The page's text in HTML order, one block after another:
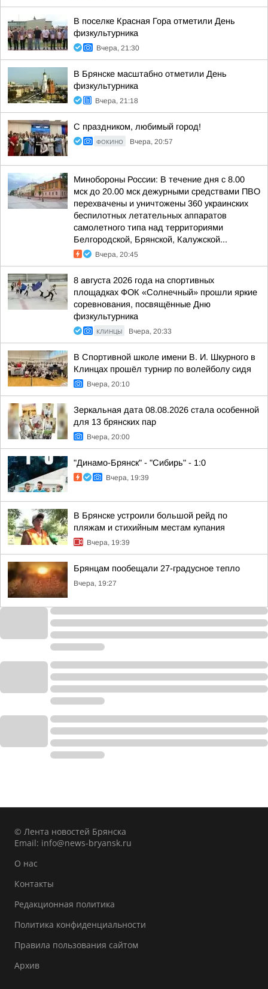
В поселке Красная Гора отметили День
физкультурника
Вчера, 21:30
В Брянске масштабно отметили День
физкультурника
Вчера, 21:18
С праздником, любимый город!
ФОКИНО Вчера, 20:57
Минобороны России: В течение дня с 8.00
мск до 20.00 мск дежурными средствами ПВО
перехвачены и уничтожены 360 украинских
беспилотных летательных аппаратов
самолетного типа над территориями
Белгородской, Брянской, Калужской...
Вчера, 20:45
8 августа 2026 года на спортивных
площадках ФОК «Солнечный» прошли яркие
соревнования, посвящённые Дню
физкультурника
КЛИНЦЫ Вчера, 20:33
В Спортивной школе имени В. И. Шкурного в
Клинцах прошёл турнир по волейболу сидя
Вчера, 20:10
Зеркальная дата 08.08.2026 стала особенной
для 13 брянских пар
Вчера, 20:00
"Динамо-Брянск" - "Сибирь" - 1:0
Вчера, 19:39
В Брянске устроили большой рейд по
пляжам и стихийным местам купания
Вчера, 19:39
Брянцам пообещали 27-градусное тепло
Вчера, 19:27
© Лента новостей Брянска
Email: info@news-bryansk.ru
О нас
Контакты
Редакционная политика
Политика конфиденциальности
Правила пользования сайтом
Архив